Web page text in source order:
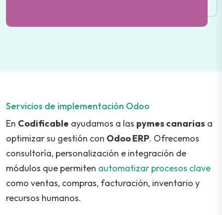
Servicios de implementación Odoo
En Codificable ayudamos a las pymes canarias a
optimizar su gestión con Odoo ERP. Ofrecemos
consultoría, personalización e integración de
módulos que permiten automatizar procesos clave
como ventas, compras, facturación, inventario y
recursos humanos.